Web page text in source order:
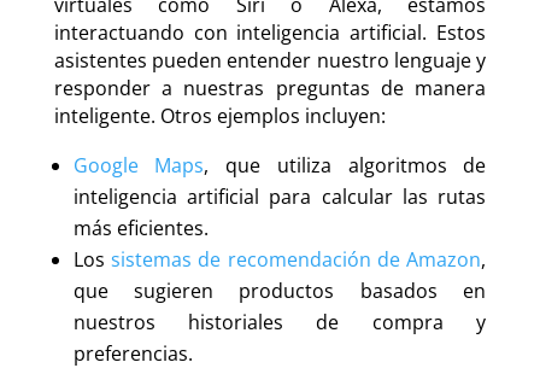
interactuando con inteligencia artificial. Estos
asistentes pueden entender nuestro lenguaje y
responder a nuestras preguntas de manera
inteligente. Otros ejemplos incluyen:
Google Maps, que utiliza algoritmos de
inteligencia artificial para calcular las rutas
más eficientes.
Lossistemas de recomendación de Amazon,
que sugieren productos basados en
nuestros historiales de compra y
preferencias.